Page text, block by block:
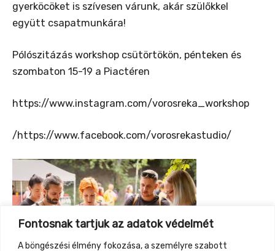
Fontosnak tartjuk az adatok védelmét
A böngészési élmény fokozása, a személyre szabott
gyerköcöket is szívesen várunk, akár szülőkkel
együtt csapatmunkára!
Pólószitázás workshop csütörtökön, pénteken és
szombaton 15-19 a Piactéren
https://www.instagram.com/vorosreka_workshop
/https://www.facebook.com/vorosrekastudio/